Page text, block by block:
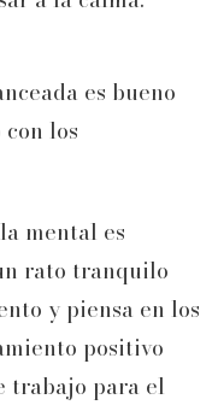
es bueno
los
mental es
rato tranquilo
y piensa en los
positivo
trabajo para el